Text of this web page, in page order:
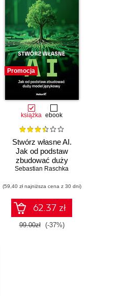
Promocja
książka ebook
Stwórz własne AI.
Jak od podstaw
zbudować duży
model językowy
Sebastian Raschka
(59,40 zł najniższa cena z 30 dni)
62.37 zł
99.00zł (-37%)